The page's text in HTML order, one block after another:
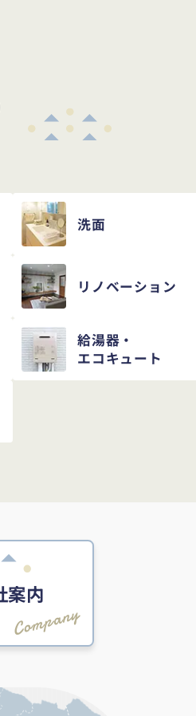
洗面
リノベーション
給湯器・
エコキュート
案内
Company